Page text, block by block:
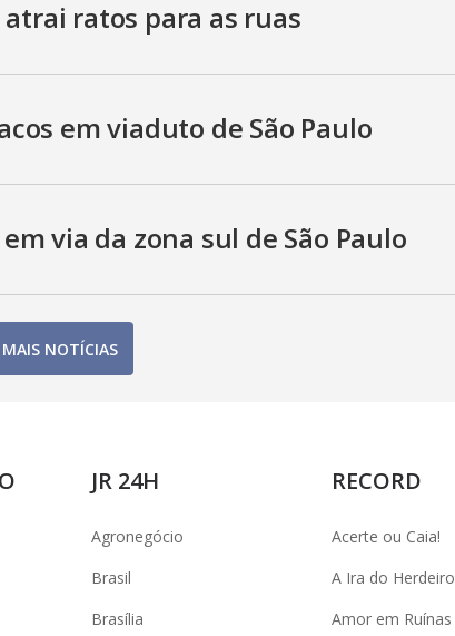
ratos para as ruas
em viaduto de São Paulo
via da zona sul de São Paulo
MAIS NOTÍCIAS
JR 24H
Agronegócio
Brasil
Brasília
RECORD
Acerte ou Caia!
A Ira do Herdeiro
Amor em Ruínas